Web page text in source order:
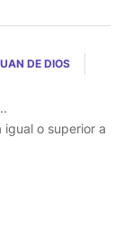
DE DIOS
o superior a